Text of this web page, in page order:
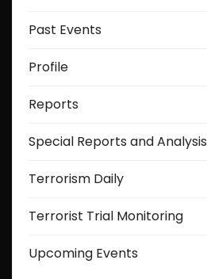
Past Events
Profile
Reports
Special Reports and Analysis
Terrorism Daily
Terrorist Trial Monitoring
Upcoming Events